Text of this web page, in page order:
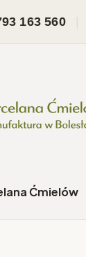
163 560
Ćmielów